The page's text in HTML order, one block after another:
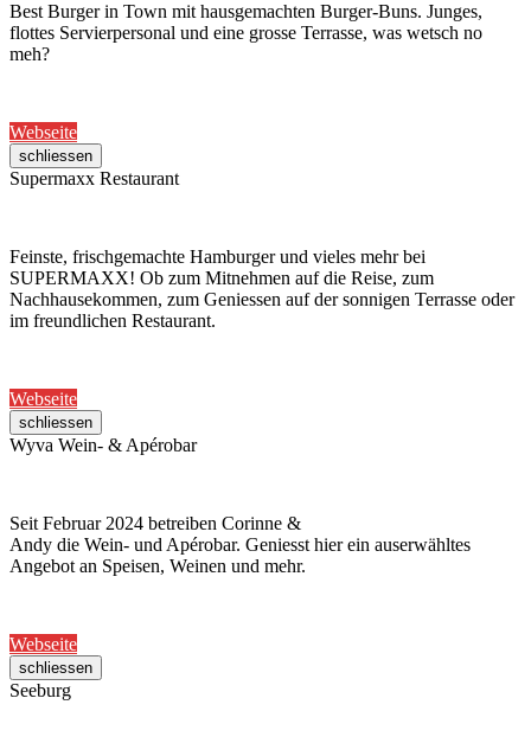
Best Burger in Town mit hausgemachten Burger-Buns. Junges,
flottes Servierpersonal und eine grosse Terrasse, was wetsch no
meh?
Webseite
schliessen
Supermaxx Restaurant
Feinste, frischgemachte Hamburger und vieles mehr bei
SUPERMAXX! Ob zum Mitnehmen auf die Reise, zum
Nachhausekommen, zum Geniessen auf der sonnigen Terrasse oder
im freundlichen Restaurant.
Webseite
schliessen
Wyva Wein- & Apérobar
Seit Februar 2024 betreiben Corinne &
Andy die Wein- und Apérobar. Geniesst hier ein auserwähltes
Angebot an Speisen, Weinen und mehr.
Webseite
schliessen
Seeburg